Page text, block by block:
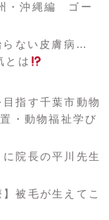
・沖縄編 ゴー
らない皮膚病…
とは
目指す千葉市動物
・動物福祉学び
に院長の平川先生
被毛が生えてこ